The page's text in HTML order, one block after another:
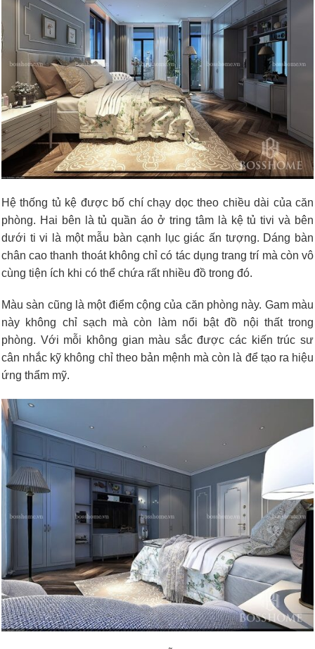
Hệ thống tủ kệ được bố chí chạy dọc theo chiều dài của căn
phòng. Hai bên là tủ quần áo ở tring tâm là kệ tủ tivi và bên
dưới ti vi là một mẫu bàn cạnh lục giác ấn tượng. Dáng bàn
chân cao thanh thoát không chỉ có tác dụng trang trí mà còn vô
cùng tiện ích khi có thể chứa rất nhiều đồ trong đó.
Màu sàn cũng là một điểm cộng của căn phòng này. Gam màu
này không chỉ sạch mà còn làm nổi bật đồ nội thất trong
phòng. Với mỗi không gian màu sắc được các kiến trúc sư
cân nhắc kỹ không chỉ theo bản mệnh mà còn là để tạo ra hiệu
ứng thẩm mỹ.